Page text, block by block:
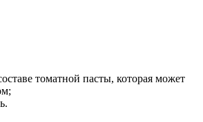
томатной пасты, которая может